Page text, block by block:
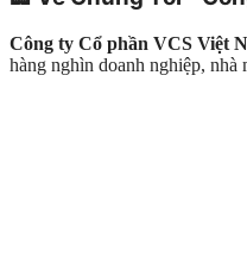
Công ty Cổ phần VCS Việt
hàng nghìn doanh nghiệp, nhà